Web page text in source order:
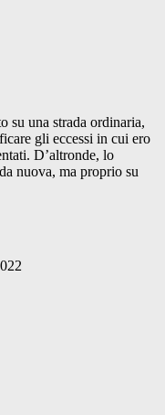
su una strada ordinaria,
gli eccessi in cui ero
D’altronde, lo
nuova, ma proprio su